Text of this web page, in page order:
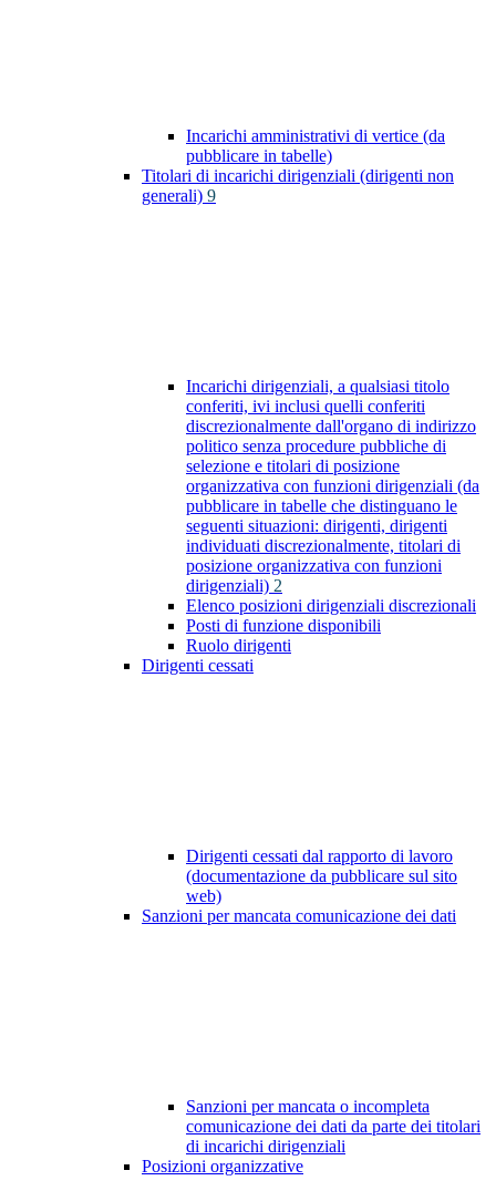
Incarichi amministrativi di vertice (da
pubblicare in tabelle)
Titolari di incarichi dirigenziali (dirigenti non
generali) 9
Incarichi dirigenziali, a qualsiasi titolo
conferiti, ivi inclusi quelli conferiti
discrezionalmente dall'organo di indirizzo
politico senza procedure pubbliche di
selezione e titolari di posizione
organizzativa con funzioni dirigenziali (da
pubblicare in tabelle che distinguano le
seguenti situazioni: dirigenti, dirigenti
individuati discrezionalmente, titolari di
posizione organizzativa con funzioni
dirigenziali) 2
Elenco posizioni dirigenziali discrezionali
Posti di funzione disponibili
Ruolo dirigenti
Dirigenti cessati
Dirigenti cessati dal rapporto di lavoro
(documentazione da pubblicare sul sito
web)
Sanzioni per mancata comunicazione dei dati
Sanzioni per mancata o incompleta
comunicazione dei dati da parte dei titolari
di incarichi dirigenziali
Posizioni organizzative